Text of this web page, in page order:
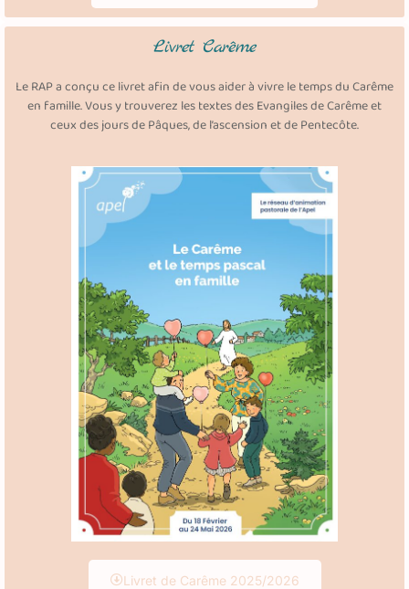
Livret Carême
Le RAP a conçu ce livret afin de vous aider à vivre le temps du Carême
en famille. Vous y trouverez les textes des Evangiles de Carême et
ceux des jours de Pâques, de l’ascension et de Pentecôte.
Livret de Carême 2025/2026